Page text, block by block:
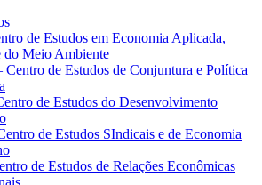
principal
de Estudos em Economia Aplicada,
do Meio Ambiente
de Estudos de Conjuntura e Política
de Estudos do Desenvolvimento
de Estudos SIndicais e de Economia
de Estudos de Relações Econômicas